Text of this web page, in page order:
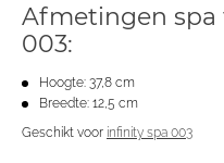
Afmetingen
003:
Hoogte: 37,8 cm
Breedte: 12,5 cm
Geschikt voor infinity spa 003